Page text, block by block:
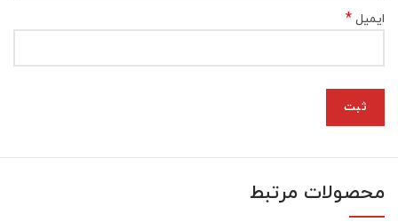
ایمیل *
محصولات مرتبط